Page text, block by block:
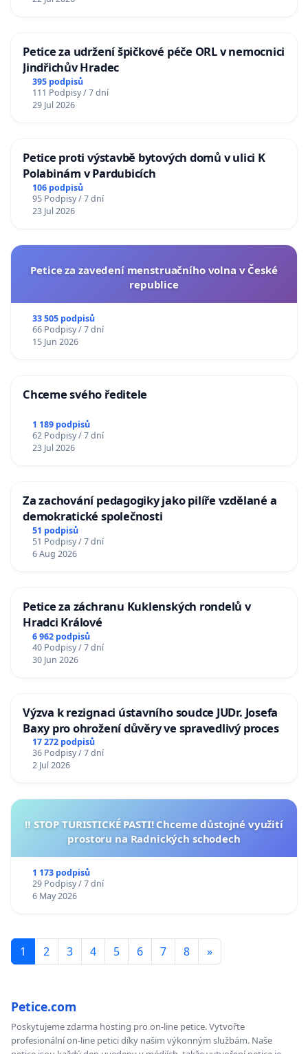
Petice za udržení špičkové péče ORL v nemocnici
Jindřichův Hradec
395 podpisů
111 Podpisy / 7 dní
29 Jul 2026
Petice proti výstavbě bytových domů v ulici K
Polabinám v Pardubicích
106 podpisů
95 Podpisy / 7 dní
23 Jul 2026
Petice za zavedení menstruačního volna v České
republice
33 505 podpisů
66 Podpisy / 7 dní
15 Jun 2026
Chceme svého ředitele
1 189 podpisů
62 Podpisy / 7 dní
23 Jul 2026
Za zachování pedagogiky jako pilíře vzdělané a
demokratické společnosti
51 podpisů
51 Podpisy / 7 dní
6 Aug 2026
Petice za záchranu Kuklenských rondelů v
Hradci Králové
6 962 podpisů
40 Podpisy / 7 dní
30 Jun 2026
Výzva k rezignaci ústavního soudce JUDr. Josefa
Baxy pro ohrožení důvěry ve spravedlivý proces
17 272 podpisů
36 Podpisy / 7 dní
2 Jul 2026
‼️ STOP TURISTICKÉ PASTI! Chceme důstojné využití
prostoru na Radnických schodech
1 173 podpisů
29 Podpisy / 7 dní
6 May 2026
1 2 3 4 5 6 7 8 »
Petice.com
Poskytujeme zdarma hosting pro on-line petice. Vytvořte
profesionální on-line petici díky našim výkonným službám. Naše